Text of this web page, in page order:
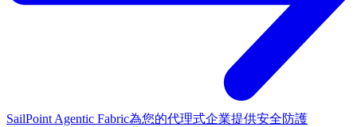
SailPoint Agentic Fabric為您的代理式企業提供安全防護